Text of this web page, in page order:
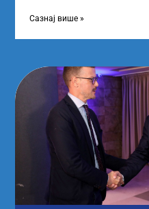
Сазнај више »